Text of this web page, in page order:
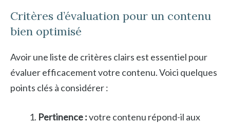
Critères d’évaluation pour un contenu
bien optimisé
Avoir une liste de critères clairs est essentiel pour
évaluer efficacement votre contenu. Voici quelques
points clés à considérer :
Pertinence :votre contenu répond-il aux